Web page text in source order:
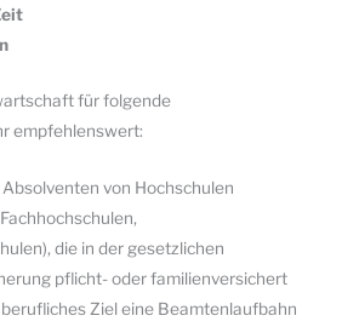
für folgende
empfehlenswert:
von Hochschulen
die in der gesetzlichen
pflicht- oder familienversichert
Ziel eine Beamtenlaufbahn